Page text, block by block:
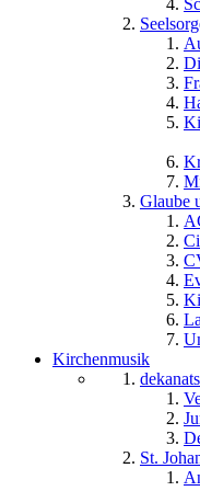
Glaube
Kirchenmusik
St.